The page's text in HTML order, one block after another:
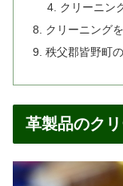
クリーニン
クリーニング
秩父郡皆野町
革製品のク